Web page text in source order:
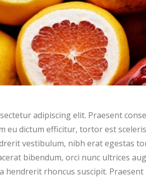
adipiscing elit. Praesent
eu dictum efficitur, tortor est
vestibulum, nibh erat egestas
bibendum, orci nunc ultrices
hendrerit rhoncus suscipit.